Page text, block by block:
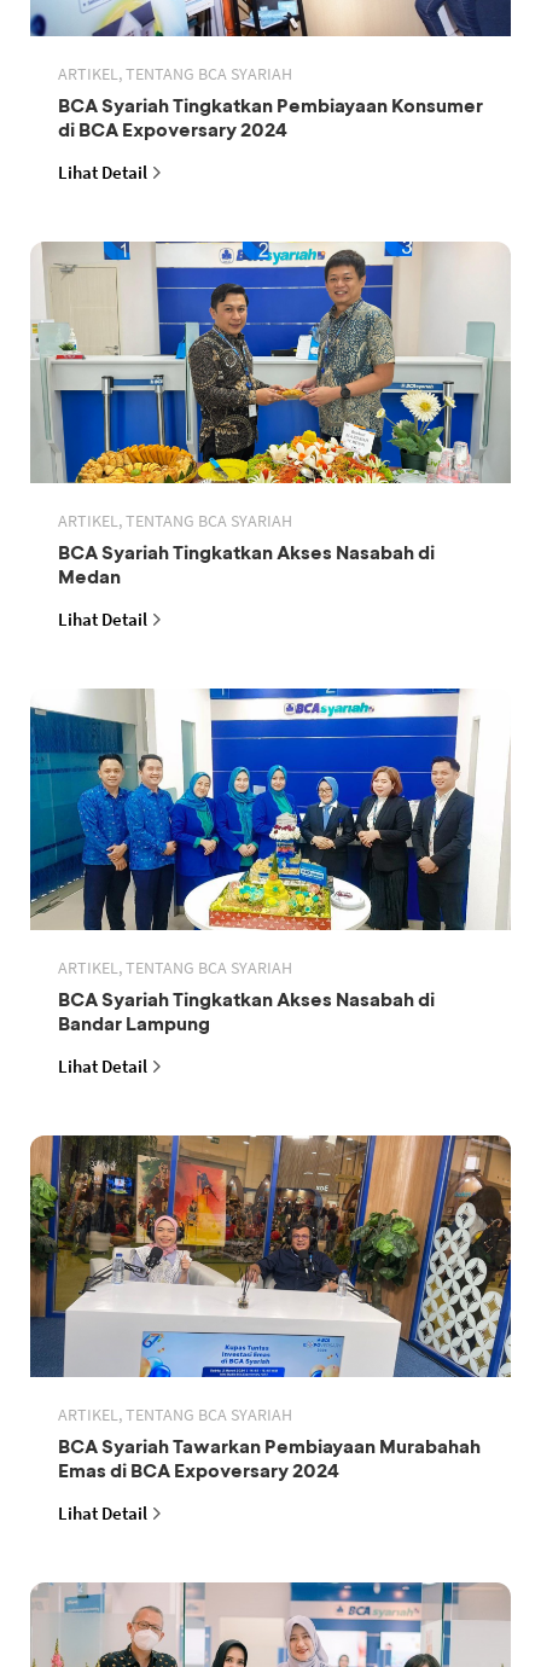
ARTIKEL, TENTANG BCA SYARIAH
BCA Syariah Tingkatkan Pembiayaan Konsumer
di BCA Expoversary 2024
Lihat Detail
ARTIKEL, TENTANG BCA SYARIAH
BCA Syariah Tingkatkan Akses Nasabah di
Medan
Lihat Detail
ARTIKEL, TENTANG BCA SYARIAH
BCA Syariah Tingkatkan Akses Nasabah di
Bandar Lampung
Lihat Detail
ARTIKEL, TENTANG BCA SYARIAH
BCA Syariah Tawarkan Pembiayaan Murabahah
Emas di BCA Expoversary 2024
Lihat Detail